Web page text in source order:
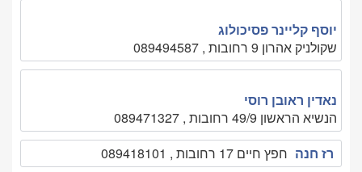
יוסף קליינר פסיכולוג
שקולניק אהרון 9 רחובות , 089494587
נאדין ראובן רוסי
הנשיא הראשון 49/9 רחובות , 089471327
רז חנה חפץ חיים 17 רחובות , 089418101